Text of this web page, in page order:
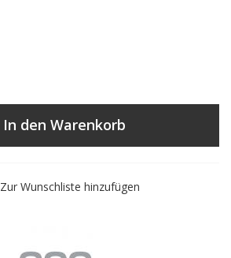
In den Warenkorb
Zur Wunschliste hinzufügen